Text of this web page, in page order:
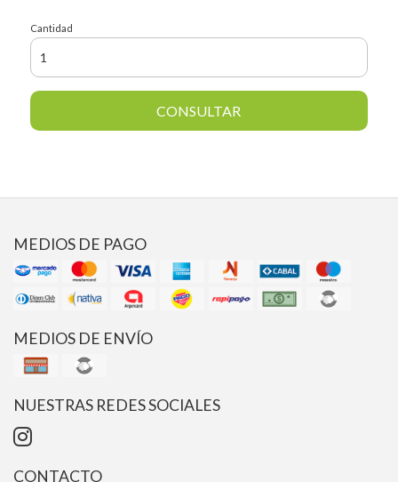
Cantidad
CONSULTAR
MEDIOS DE PAGO
MEDIOS DE ENVÍO
NUESTRAS REDES SOCIALES
CONTACTO